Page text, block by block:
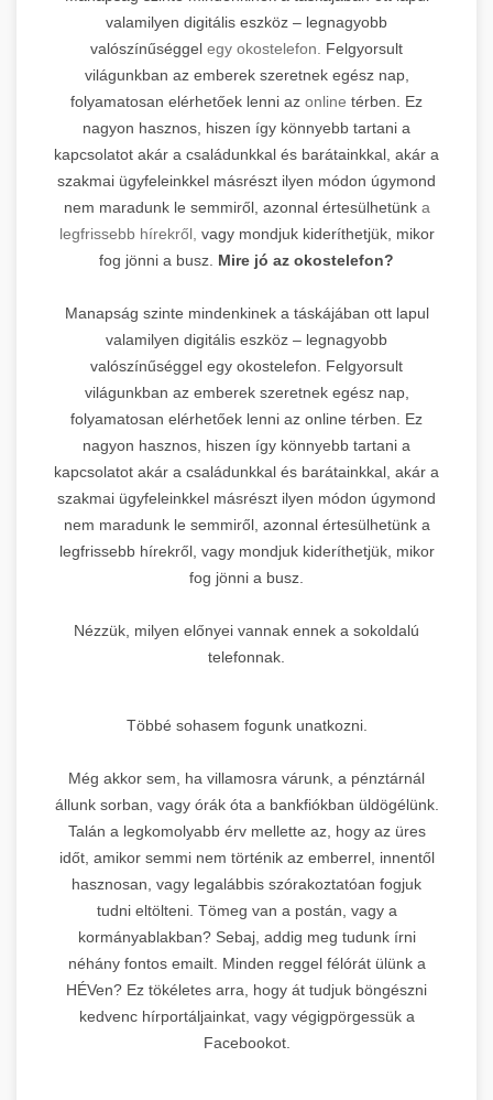
valamilyen digitális eszköz – legnagyobb
valószínűséggel egy okostelefon.
Felgyorsult
világunkban az emberek szeretnek egész nap,
folyamatosan elérhetőek lenni az online térben. Ez
nagyon hasznos, hiszen így könnyebb tartani a
kapcsolatot akár a családunkkal és barátainkkal, akár a
szakmai ügyfeleinkkel másrészt ilyen módon úgymond
nem maradunk le semmiről, azonnal értesülhetünk a
legfrissebb hírekről, vagy mondjuk kideríthetjük, mikor
fog jönni a busz. Mire jó az okostelefon?
Manapság szinte mindenkinek a táskájában ott lapul
valamilyen digitális eszköz – legnagyobb
valószínűséggel egy okostelefon. Felgyorsult
világunkban az emberek szeretnek egész nap,
folyamatosan elérhetőek lenni az online térben. Ez
nagyon hasznos, hiszen így könnyebb tartani a
kapcsolatot akár a családunkkal és barátainkkal, akár a
szakmai ügyfeleinkkel másrészt ilyen módon úgymond
nem maradunk le semmiről, azonnal értesülhetünk a
legfrissebb hírekről, vagy mondjuk kideríthetjük, mikor
fog jönni a busz.
Nézzük, milyen előnyei vannak ennek a sokoldalú
telefonnak.
Többé sohasem fogunk unatkozni.
Még akkor sem, ha villamosra várunk, a pénztárnál
állunk sorban, vagy órák óta a bankfiókban üldögélünk.
Talán a legkomolyabb érv mellette az, hogy az üres
időt, amikor semmi nem történik az emberrel, innentől
hasznosan, vagy legalábbis szórakoztatóan fogjuk
tudni eltölteni. Tömeg van a postán, vagy a
kormányablakban? Sebaj, addig meg tudunk írni
néhány fontos emailt. Minden reggel félórát ülünk a
HÉVen? Ez tökéletes arra, hogy át tudjuk böngészni
kedvenc hírportáljainkat, vagy végigpörgessük a
Facebookot.